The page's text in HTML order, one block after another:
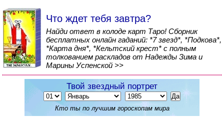
Что ждет тебя завтра?
Найди ответ в колоде карт Таро! Сборник
бесплатных онлайн гаданий: *7 звезд*, *Подкова*,
*Карта дня*, *Кельтский крест* с полным
толкованием раскладов от Надежды Зима и
Марины Успенской >>
Твой звездный портрет
Кто ты по лучшим гороскопам мира